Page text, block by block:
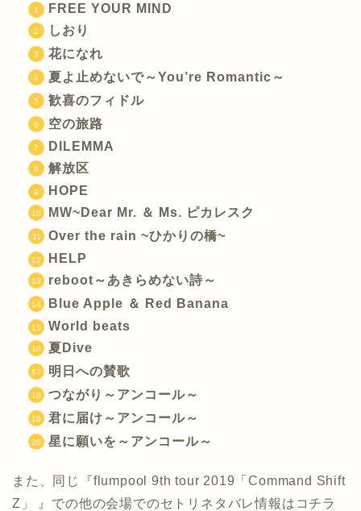
FREE YOUR MIND
しおり
花になれ
夏よ止めないで～You’re Romantic～
歓喜のフィドル
空の旅路
DILEMMA
解放区
HOPE
MW~Dear Mr. ＆ Ms. ピカレスク
Over the rain ~ひかりの橋~
HELP
reboot～あきらめない詩～
Blue Apple ＆ Red Banana
World beats
夏Dive
明日への賛歌
つながり～アンコール～
君に届け～アンコール～
星に願いを～アンコール～
また、同じ『flumpool 9th tour 2019「Command Shift
Z」 』での他の会場でのセトリネタバレ情報はコチラ